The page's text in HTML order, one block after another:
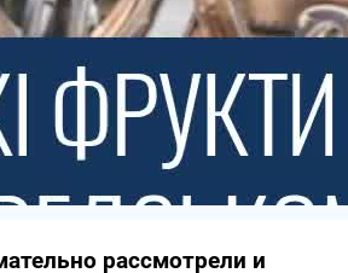
рассмотрели и